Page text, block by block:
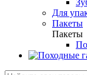
Для
Пакеты
Пакеты